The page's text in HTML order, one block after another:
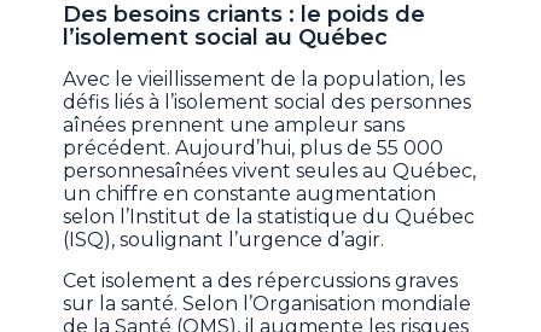
Des besoins criants : le poids de
l’isolement social au Québec
Avec le vieillissement de la population, les
défis liés à l’isolement social des personnes
aînées prennent une ampleur sans
précédent. Aujourd’hui, plus de 55 000
personnesaînées vivent seules au Québec,
un chiffre en constante augmentation
selon l’Institut de la statistique du Québec
(ISQ), soulignant l’urgence d’agir.
Cet isolement a des répercussions graves
sur la santé. Selon l’Organisation mondiale
de la Santé (OMS), il augmente les risques